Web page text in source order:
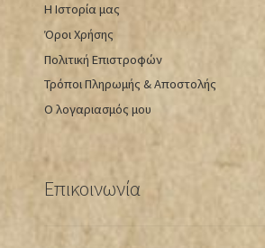
Η Ιστορία μας
Όροι Χρήσης
Πολιτική Επιστροφών
Τρόποι Πληρωμής & Αποστολής
Ο λογαριασμός μου
Επικοινωνία